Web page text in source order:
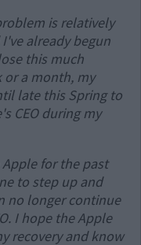
is relatively
already begun
this much
or a month, my
late this Spring to
CEO during my
for the past
to step up and
no longer continue
I hope the Apple
recovery and know